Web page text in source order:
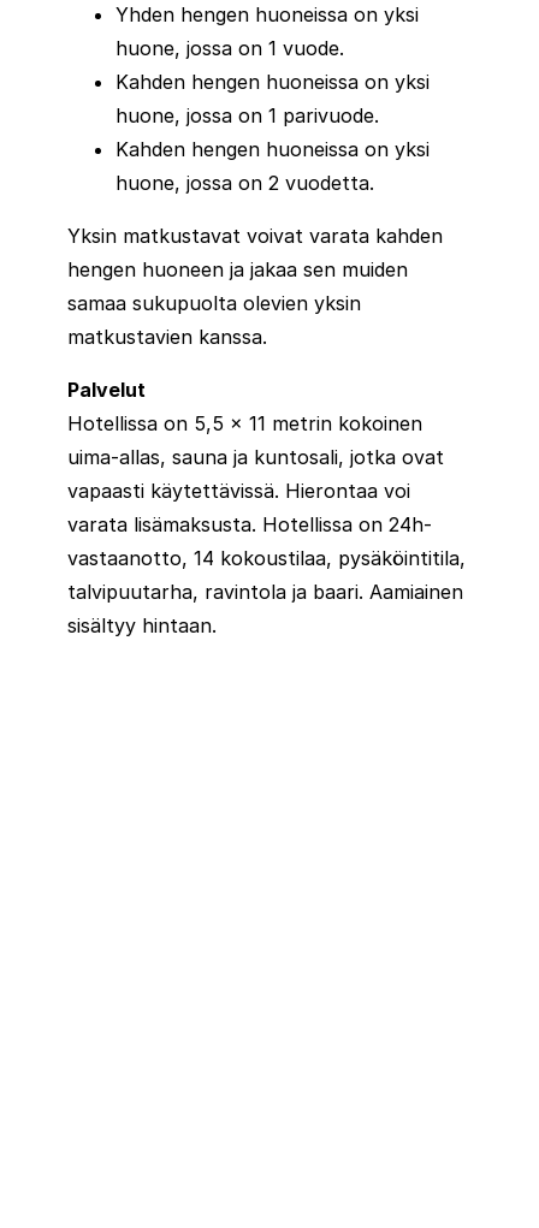
Yhden hengen huoneissa on yksi
huone, jossa on 1 vuode.
Kahden hengen huoneissa on yksi
huone, jossa on 1 parivuode.
Kahden hengen huoneissa on yksi
huone, jossa on 2 vuodetta.
Yksin matkustavat voivat varata kahden
hengen huoneen ja jakaa sen muiden
samaa sukupuolta olevien yksin
matkustavien kanssa.
Palvelut
Hotellissa on 5,5 x 11 metrin kokoinen
uima-allas, sauna ja kuntosali, jotka ovat
vapaasti käytettävissä. Hierontaa voi
varata lisämaksusta. Hotellissa on 24h-
vastaanotto, 14 kokoustilaa, pysäköintitila,
talvipuutarha, ravintola ja baari. Aamiainen
sisältyy hintaan.